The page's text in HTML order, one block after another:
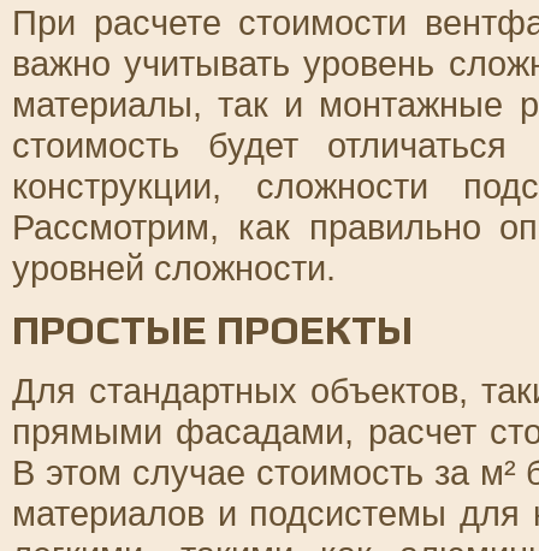
При расчете стоимости
важно учитывать уровень
материалы, так и монтажные
стоимость будет
конструкции, сложности
Рассмотрим, как правильно
уровней сложности.
ПРОСТЫЕ ПРОЕКТЫ
Для стандартных объектов,
прямыми фасадами, расчет
В этом случае стоимость за м²
материалов и подсистемы